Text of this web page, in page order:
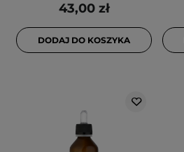
43,00 zł
DODAJ DO KOSZYKA